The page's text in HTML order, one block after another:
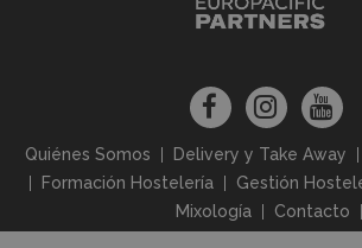
Quiénes Somos Delivery y Take Away
Formación Hostelería
Gestión
Mixología
Contacto